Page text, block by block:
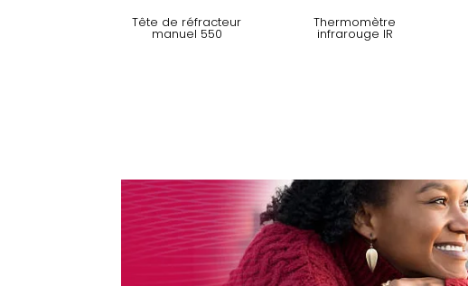
Tête de réfracteur
manuel 550
Thermomètre
infrarouge IR